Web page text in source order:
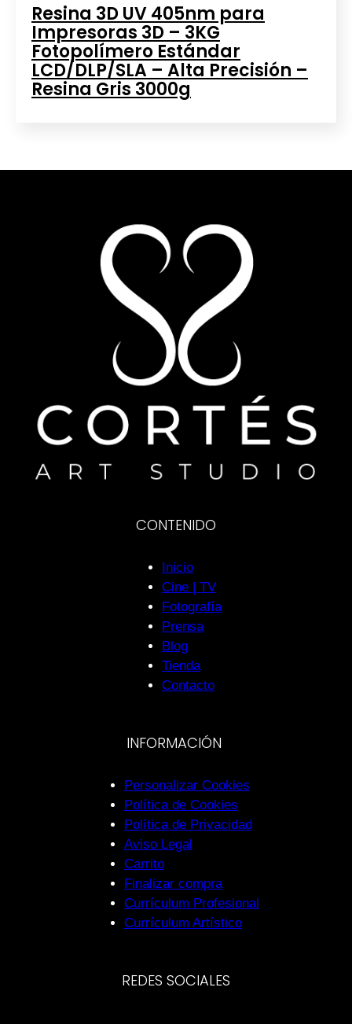
Resina 3D UV 405nm para
Impresoras 3D – 3KG
Fotopolímero Estándar
LCD/DLP/SLA – Alta Precisión –
Resina Gris 3000g
CONTENIDO
Inicio
Cine | TV
Fotografía
Prensa
Blog
Tienda
Contacto
INFORMACIÓN
Personalizar Cookies
Política de Cookies
Política de Privacidad
Aviso Legal
Carrito
Finalizar compra
Currículum Profesional
Currículum Artístico
REDES SOCIALES